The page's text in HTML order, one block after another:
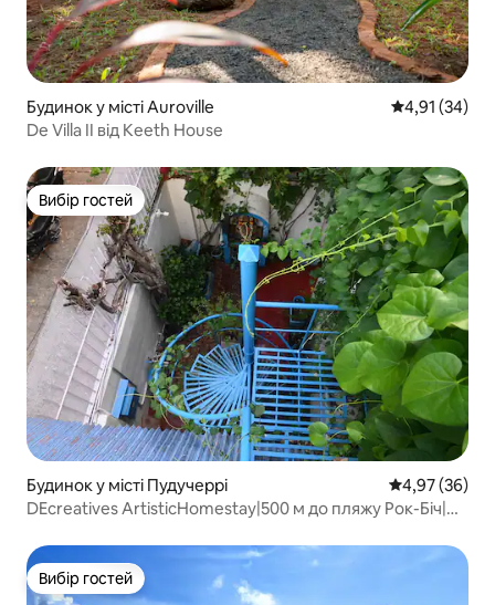
Будинок у місті Auroville Середня
4,91 (34)
De Villa II від Keeth House
Вибір гостей
Вибір гостей
Будинок у місті Пудучеррі Середня
4,97 (36)
DEcreatives ArtisticHomestay|500 м до пляжу Рок-Біч|
Вибір гостей
Вибір гостей